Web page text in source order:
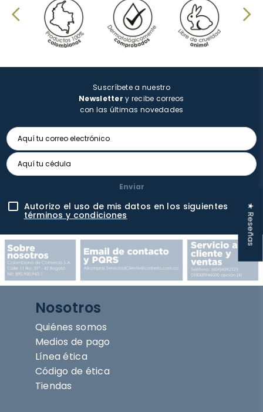
Suscríbete a nuestro
Newsletter y recibe correos
con las últimas novedades
Enviar
Autorizo el uso de mis datos en los siguientes
términos y condiciones
Nosotros
Quiénes somos
Medios de pago
Línea ética
Código de ética
Tiendas
★ Reseñas